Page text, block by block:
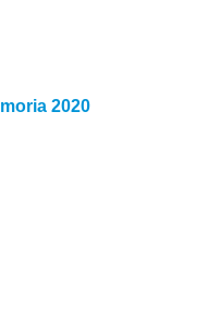
2020